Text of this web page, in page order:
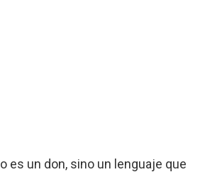
es un don, sino un lenguaje que